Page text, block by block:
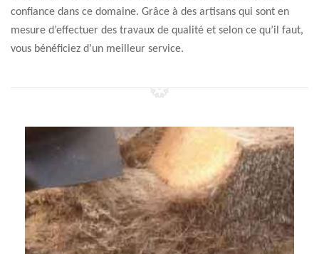
confiance dans ce domaine. Grâce à des artisans qui sont en
mesure d’effectuer des travaux de qualité et selon ce qu’il faut,
vous bénéficiez d’un meilleur service.